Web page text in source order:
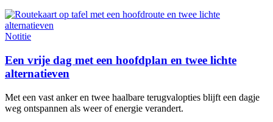
Notitie
Een vrije dag met een hoofdplan en twee lichte
alternatieven
Met een vast anker en twee haalbare terugvalopties blijft een dagje
weg ontspannen als weer of energie verandert.